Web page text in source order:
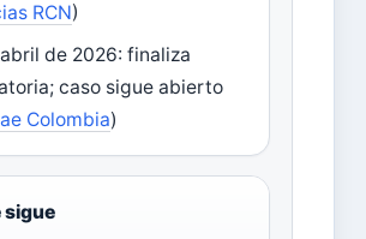
RCN)
de 2026: finaliza
caso sigue abierto
Colombia)
sigue